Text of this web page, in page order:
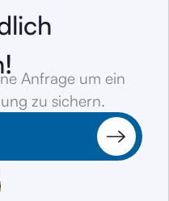
Anfrage um ein
zu sichern.